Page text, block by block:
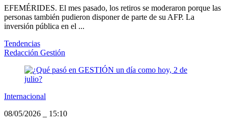
EFEMÉRIDES. El mes pasado, los retiros se moderaron porque las
personas también pudieron disponer de parte de su AFP. La
inversión pública en el ...
Tendencias
Redacción Gestión
Internacional
08/05/2026
15:10